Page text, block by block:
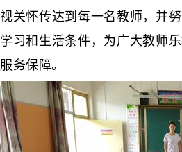
视关怀传达到每一名教师，并
学习和生活条件，为广大教师
服务保障。